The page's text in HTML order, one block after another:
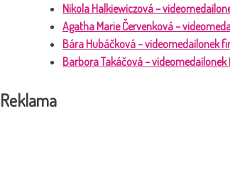
Nikola Halkiewiczová –
Agatha Marie Červenková –
Bára Hubáčková – videomedailonek
Barbora Takáčová – videomedailonek
Reklama